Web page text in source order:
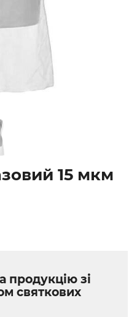
15 мкм
продукцію зі
святкових